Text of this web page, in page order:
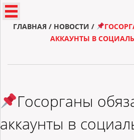
ГЛАВНАЯ / НОВОСТИ /
АККАУНТЫ В
Госорганы
аккаунты в